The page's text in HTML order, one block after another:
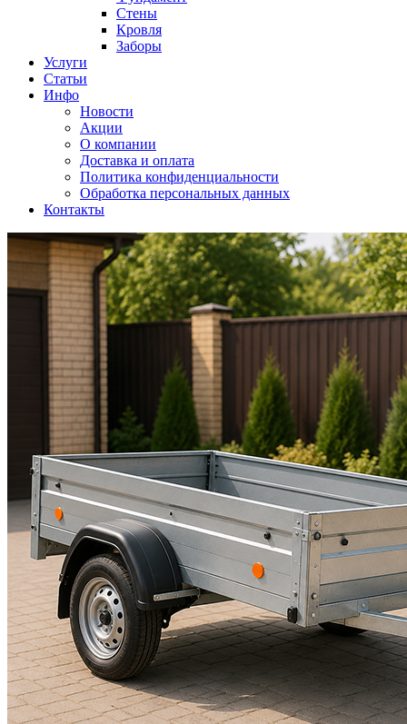
Стены
Кровля
Заборы
Услуги
Статьи
Инфо
Новости
Акции
О компании
Доставка и оплата
Политика конфиденциальности
Обработка персональных данных
Контакты